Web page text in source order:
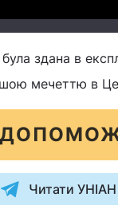
здана в
мечеттю в
Читати